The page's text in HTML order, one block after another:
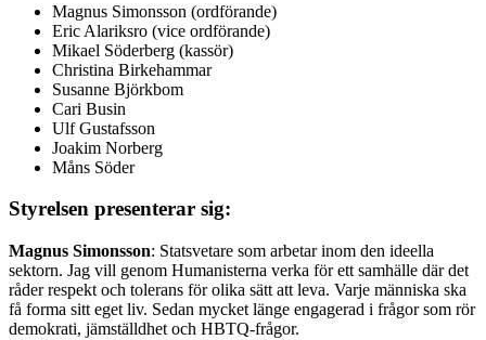
Magnus Simonsson (ordförande)
Eric Alariksro (vice ordförande)
Mikael Söderberg (kassör)
Christina Birkehammar
Susanne Björkbom
Cari Busin
Ulf Gustafsson
Joakim Norberg
Måns Söder
Styrelsen presenterar sig:
Magnus Simonsson: Statsvetare som arbetar inom den ideella
sektorn. Jag vill genom Humanisterna verka för ett samhälle där det
råder respekt och tolerans för olika sätt att leva. Varje människa ska
få forma sitt eget liv. Sedan mycket länge engagerad i frågor som rör
demokrati, jämställdhet och HBTQ-frågor.